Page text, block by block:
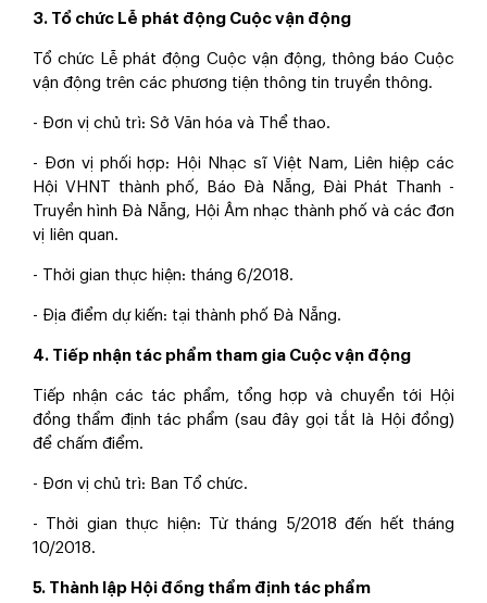
3. Tổ chức Lễ phát động Cuộc vận động
Tổ chức Lễ phát động Cuộc vận động, thông báo Cuộc
vận động trên các phương tiện thông tin truyền thông.
- Đơn vị chủ trì: Sở Văn hóa và Thể thao.
- Đơn vị phối hợp: Hội Nhạc sĩ Việt Nam, Liên hiệp các
Hội VHNT thành phố, Báo Đà Nẵng, Đài Phát Thanh -
Truyền hình Đà Nẵng, Hội Âm nhạc thành phố và các đơn
vị liên quan.
- Thời gian thực hiện: tháng 6/2018.
- Địa điểm dự kiến: tại thành phố Đà Nẵng.
4. Tiếp nhận tác phẩm tham gia Cuộc vận động
Tiếp nhận các tác phẩm, tổng hợp và chuyển tới Hội
đồng thẩm định tác phẩm (sau đây gọi tắt là Hội đồng)
để chấm điểm.
- Đơn vị chủ trì: Ban Tổ chức.
- Thời gian thực hiện: Từ tháng 5/2018 đến hết tháng
10/2018.
5. Thành lập Hội đồng thẩm định tác phẩm